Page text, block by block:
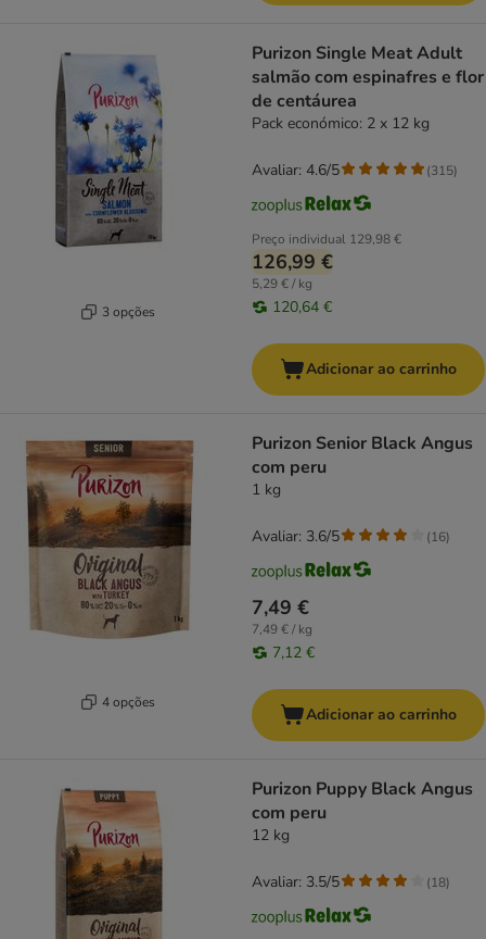
3 opções
Purizon Single Meat Adult
salmão com espinafres e flor
de centáurea
Pack económico: 2 x 12 kg
Preço individual 129,98 €
126,99 €
5,29 € / kg
120,64 €
Avaliar: 4.6/5 (315)
Adicionar ao carrinho
4 opções
Purizon Senior Black Angus
com peru
1 kg
7,49 €
7,49 € / kg
7,12 €
Avaliar: 3.6/5 (16)
Adicionar ao carrinho
Purizon Puppy Black Angus
com peru
12 kg
Avaliar: 3.5/5 (18)